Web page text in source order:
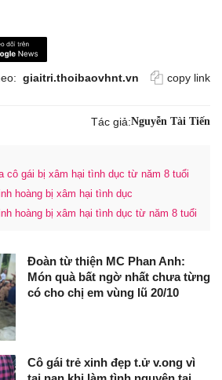
giaitri.thoibaovhnt.vn copy link
Tác giả:Nguyễn Tài Tiến
cô gái bị xâm hại tình dục từ năm 8 tuổi
hoàng bị xâm hại tình dục
hoàng bị xâm hại tình dục từ năm 8 tuổi
Đoàn từ thiện MC Phan Anh:
Món quà bất ngờ nhất chưa từng
có cho chị em vùng lũ 20/10
Cô gái trẻ xinh đẹp t.ử v.ong vì